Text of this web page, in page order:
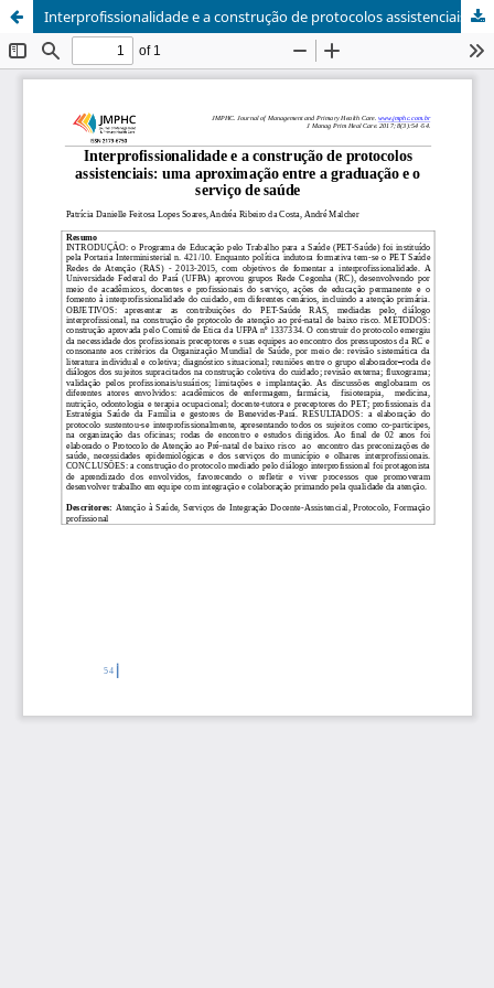
Interprofissionalidade e a construção de protocolos assistenciais: uma aproximação entre a graduação e o serviço de saúde